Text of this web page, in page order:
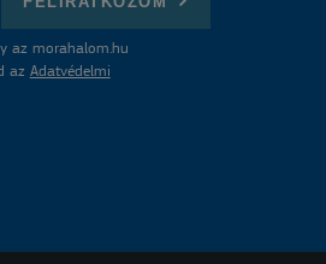
az morahalom.hu
az Adatvédelmi